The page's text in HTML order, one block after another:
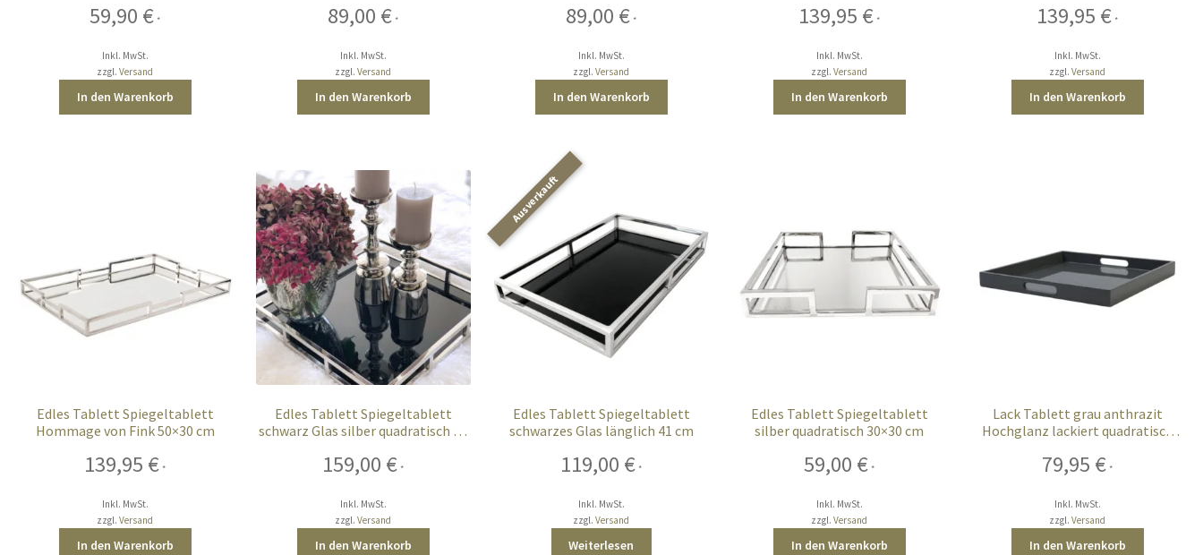
59,90 € *
Inkl. MwSt.
zzgl.Versand
In den Warenkorb
89,00 € *
Inkl. MwSt.
zzgl.Versand
In den Warenkorb
89,00 € *
Inkl. MwSt.
zzgl.Versand
In den Warenkorb
139,95 € *
Inkl. MwSt.
zzgl.Versand
In den Warenkorb
139,95 € *
Inkl. MwSt.
zzgl.Versand
In den Warenkorb
Edles Tablett Spiegeltablett
Hommage von Fink 50×30 cm
139,95 € *
Inkl. MwSt.
zzgl.Versand
In den Warenkorb
Edles Tablett Spiegeltablett
schwarz Glas silber quadratisch 40
159,00 € *
Inkl. MwSt.
zzgl.Versand
In den Warenkorb
Edles Tablett Spiegeltablett
schwarzes Glas länglich 41 cm
119,00 € *
Inkl. MwSt.
zzgl.Versand
Weiterlesen
Edles Tablett Spiegeltablett
silber quadratisch 30×30 cm
59,00 € *
Inkl. MwSt.
zzgl.Versand
In den Warenkorb
Lack Tablett grau anthrazit
Hochglanz lackiert quadratisch
79,95 € *
Inkl. MwSt.
zzgl.Versand
In den Warenkorb